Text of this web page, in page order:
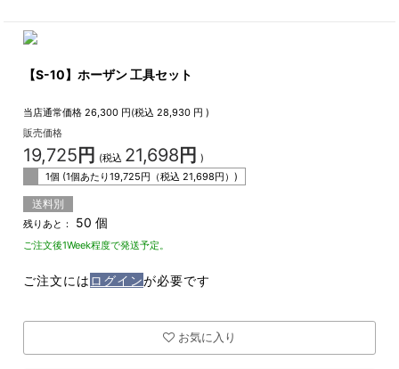
【S-10】ホーザン 工具セット
当店通常価格 26,300 円(税込 28,930 円 )
販売価格
19,725 円 (税込 21,698 円 )
1個 (1個あたり19,725円（税込 21,698円）)
送料別
残りあと： 50 個
ご注文後1Week程度で発送予定。
ご注文には ログインが必要です
お気に入り